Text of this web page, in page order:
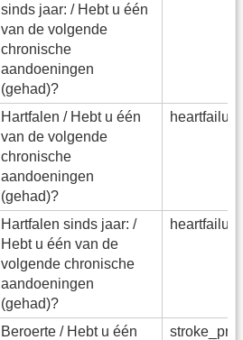
sinds jaar: / Hebt u één
van de volgende
chronische
aandoeningen
(gehad)?
Hartfalen / Hebt u één
van de volgende
chronische
aandoeningen
(gehad)?
Hartfalen sinds jaar: /
Hebt u één van de
volgende chronische
aandoeningen
(gehad)?
Beroerte / Hebt u één